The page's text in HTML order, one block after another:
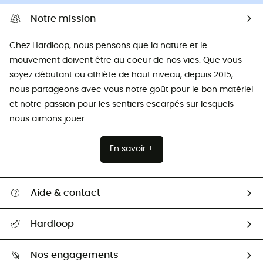
Notre mission
Chez Hardloop, nous pensons que la nature et le
mouvement doivent être au coeur de nos vies. Que vous
soyez débutant ou athlète de haut niveau, depuis 2015,
nous partageons avec vous notre goût pour le bon matériel
et notre passion pour les sentiers escarpés sur lesquels
nous aimons jouer.
En savoir +
Aide & contact
Retour & remboursement
Guide des tailles
Hardloop
Nos engagements